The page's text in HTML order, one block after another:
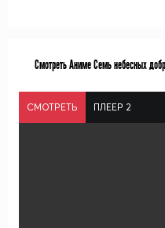
Смотреть Аниме Семь небесных
СМОТРЕТЬ ПЛЕЕР 2